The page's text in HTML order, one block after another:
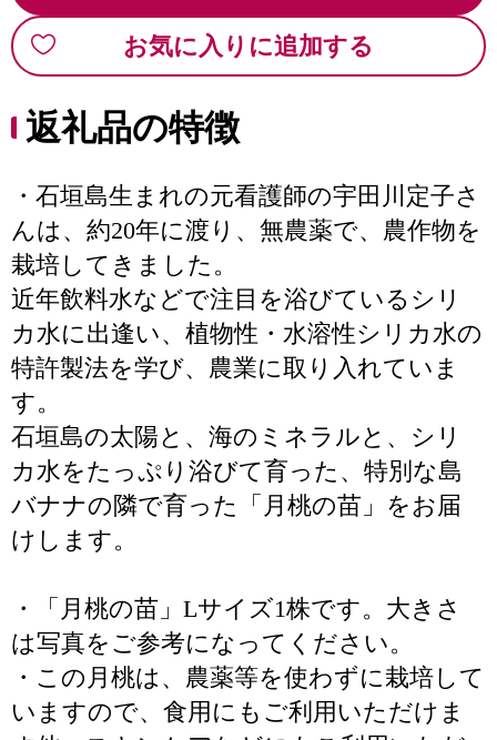
お気に入りに追加する
返礼品の特徴
・石垣島生まれの元看護師の宇田川定子さ
んは、約20年に渡り、無農薬で、農作物を
栽培してきました。
近年飲料水などで注目を浴びているシリ
カ水に出逢い、植物性・水溶性シリカ水の
特許製法を学び、農業に取り入れていま
す。
石垣島の太陽と、海のミネラルと、シリ
カ水をたっぷり浴びて育った、特別な島
バナナの隣で育った「月桃の苗」をお届
けします。
・「月桃の苗」Lサイズ1株です。大きさ
は写真をご参考になってください。
・この月桃は、農薬等を使わずに栽培して
いますので、食用にもご利用いただけま